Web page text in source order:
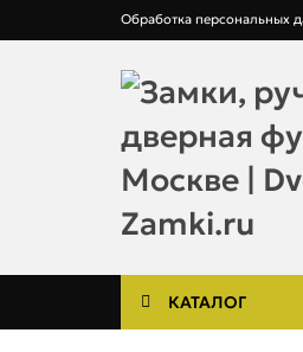
Обработка персональных
КАТАЛОГ